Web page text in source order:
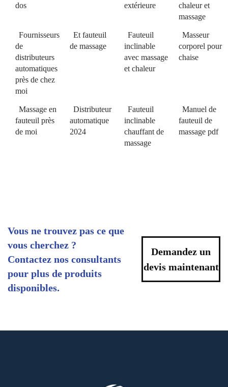
dos
extérieure
chaleur et
massage
Fournisseurs
de
distributeurs
automatiques
près de chez
moi
Et fauteuil
de massage
Fauteuil
inclinable
avec massage
et chaleur
Masseur
corporel pour
chaise
Massage en
fauteuil près
de moi
Distributeur
automatique
2024
Fauteuil
inclinable
chauffant de
massage
Manuel de
fauteuil de
massage pdf
Vous ne trouvez pas ce que
vous cherchez ?
Contactez nos consultants
pour plus de produits
disponibles.
Demandez un
devis maintenant